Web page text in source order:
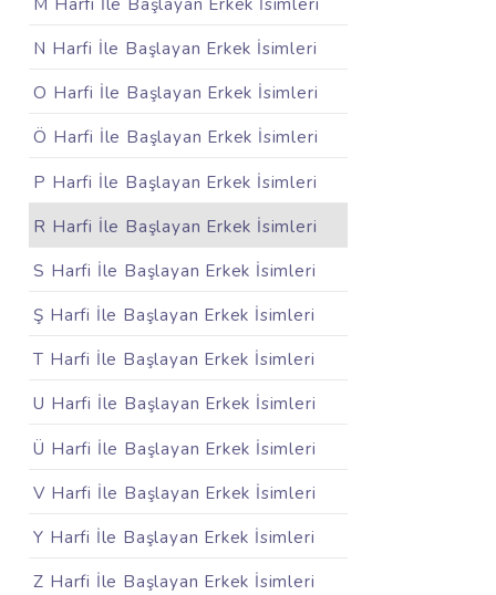
N Harfi İle Başlayan Erkek İsimleri
O Harfi İle Başlayan Erkek İsimleri
Ö Harfi İle Başlayan Erkek İsimleri
P Harfi İle Başlayan Erkek İsimleri
R Harfi İle Başlayan Erkek İsimleri
S Harfi İle Başlayan Erkek İsimleri
Ş Harfi İle Başlayan Erkek İsimleri
T Harfi İle Başlayan Erkek İsimleri
U Harfi İle Başlayan Erkek İsimleri
Ü Harfi İle Başlayan Erkek İsimleri
V Harfi İle Başlayan Erkek İsimleri
Y Harfi İle Başlayan Erkek İsimleri
Z Harfi İle Başlayan Erkek İsimleri